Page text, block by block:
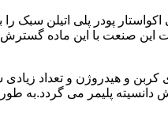
این صنعت با این ماده گسترش
کربن و هیدروژن و تعداد
طور کلی به پلی اتیلن های با دانسیته 0.910 تا